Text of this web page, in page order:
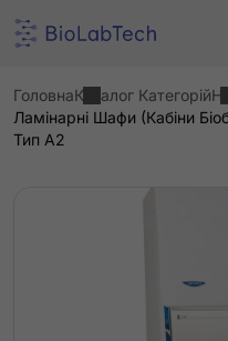
ГоловнаКаталог Категорій
Ламінарні Шафи (кабіни
Тип A2